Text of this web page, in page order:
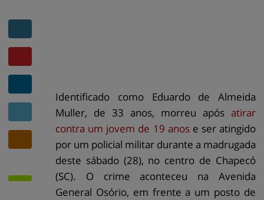
Identificado como Eduardo de Almeida
Muller, de 33 anos, morreu após atirar
contra um jovem de 19 anos e ser atingido
por um policial militar durante a madrugada
deste sábado (28), no centro de Chapecó
(SC). O crime aconteceu na Avenida
General Osório, em frente a um posto de